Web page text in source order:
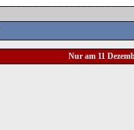
Nur am 11